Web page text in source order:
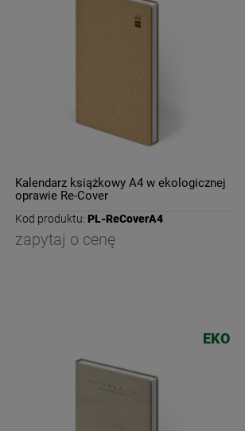
Kalendarz książkowy A4 w ekologicznej
oprawie Re-Cover
Kod produktu: PL-ReCoverA4
zapytaj o cenę
EKO